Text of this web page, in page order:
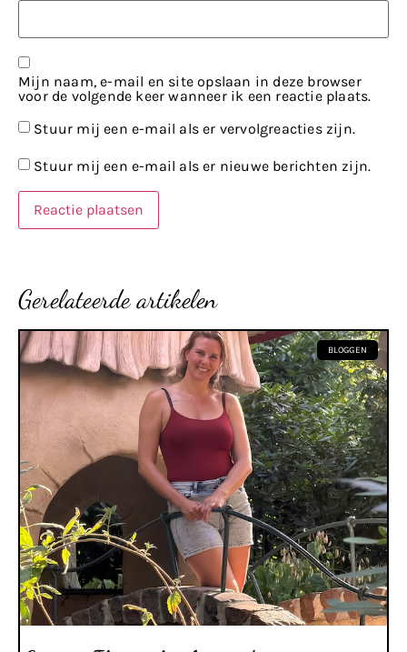
Mijn naam, e-mail en site opslaan in deze browser
voor de volgende keer wanneer ik een reactie plaats.
Stuur mij een e-mail als er vervolgreacties zijn.
Stuur mij een e-mail als er nieuwe berichten zijn.
Gerelateerde artikelen
BLOGGEN